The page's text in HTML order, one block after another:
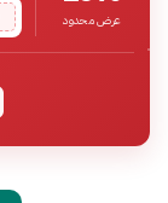
عرض محدود